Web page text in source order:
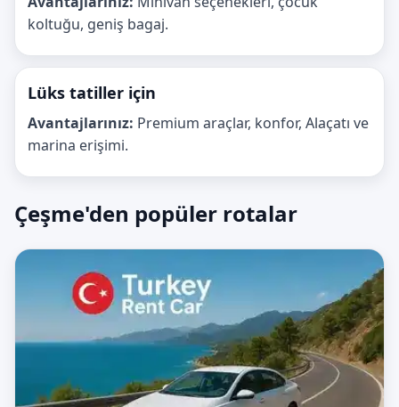
koltuğu, geniş bagaj.
Lüks tatiller için
Avantajlarınız: Premium araçlar, konfor, Alaçatı ve
marina erişimi.
Çeşme'den popüler rotalar